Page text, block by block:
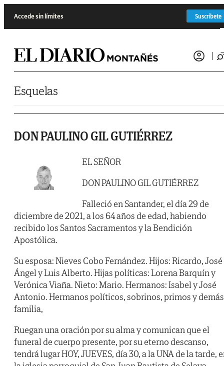
Accede sin límites Suscríbete
Esquelas
DON PAULINO GIL GUTIÉRREZ
EL SEÑOR
DON PAULINO GIL GUTIÉRREZ
Falleció en Santander, el día 29 de
diciembre de 2021, a los 64 años de edad, habiendo
recibido los Santos Sacramentos y la Bendición
Apostólica.
Su esposa: Nieves Cobo Fernández. Hijos: Ricardo, José
Ángel y Luis Alberto. Hijas políticas: Lorena Barquín y
Verónica Viaña. Nieto: Mario. Hermanos: Isabel y José
Antonio. Hermanos políticos, sobrinos, primos y demás
familia,
Ruegan una oración por su alma y comunican que el
funeral de cuerpo presente, por su eterno descanso,
tendrá lugar HOY, JUEVES, día 30, a la UNA de la tarde,